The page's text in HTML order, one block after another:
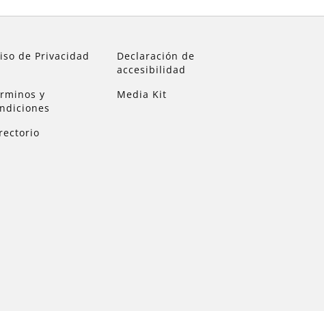
de Privacidad
Declaración de
accesibilidad
y
Media Kit